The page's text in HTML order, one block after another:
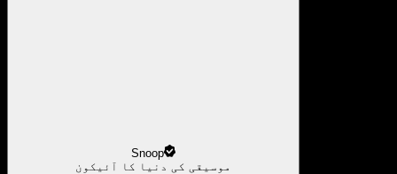
Snoop
موسیقی کی دنیا کا آئیکون